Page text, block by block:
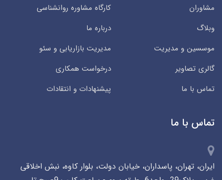
مشاوران
کارگاه مشاوره روانشناسی
وبلاگ
درباره ما
موسسین و مدیریت
مدیریت بازاریابی و سئو
گالری تصاویر
درخواست همکاری
تماس با ما
پیشنهادات و انتقادات
تماس با ما
ایران، تهران، پاسداران، خیابان دولت، بلوار کاوه، نبش اخلاقی